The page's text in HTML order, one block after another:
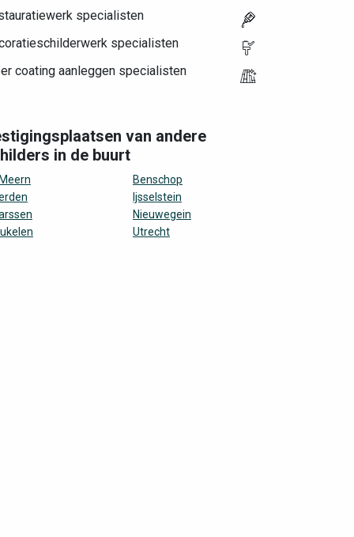
specialisten
specialisten
coating aanleggen specialisten
van andere
in de buurt
Benschop
Ijsselstein
Nieuwegein
Utrecht